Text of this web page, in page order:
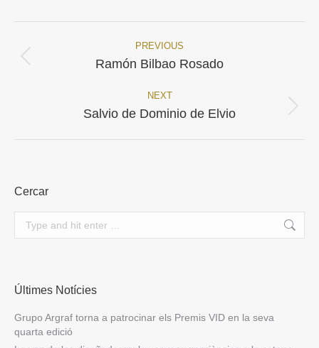
Project
PREVIOUS
Previous
Ramón Bilbao Rosado
NEXT
Next
Salvio de Dominio de Elvio
Cercar
Últimes Notícies
Grupo Argraf torna a patrocinar els Premis VID en la seva
quarta edició